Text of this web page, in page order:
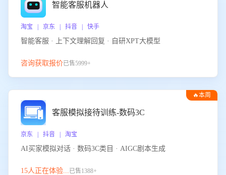
智能客服机器人
淘宝 | 京东 | 抖音 | 快手
智能客服 · 上下文理解回复 · 自研XPT大模型
咨询获取报价已售5999+
🔥本周
客服模拟接待训练-数码3C
京东 | 抖音 | 淘宝
AI买家模拟对话 · 数码3C类目 · AIGC剧本生成
15人正在体验...已售1388+